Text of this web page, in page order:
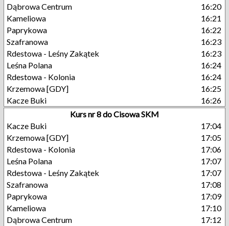
Dąbrowa Centrum
16:20
Kameliowa
16:21
Paprykowa
16:22
Szafranowa
16:23
Rdestowa - Leśny Zakątek
16:23
Leśna Polana
16:24
Rdestowa - Kolonia
16:24
Krzemowa [GDY]
16:25
Kacze Buki
16:26
Kurs nr 8 do Cisowa SKM
Kacze Buki
17:04
Krzemowa [GDY]
17:05
Rdestowa - Kolonia
17:06
Leśna Polana
17:07
Rdestowa - Leśny Zakątek
17:07
Szafranowa
17:08
Paprykowa
17:09
Kameliowa
17:10
Dąbrowa Centrum
17:12